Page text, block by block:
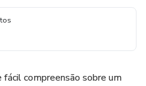
compreensão sobre um